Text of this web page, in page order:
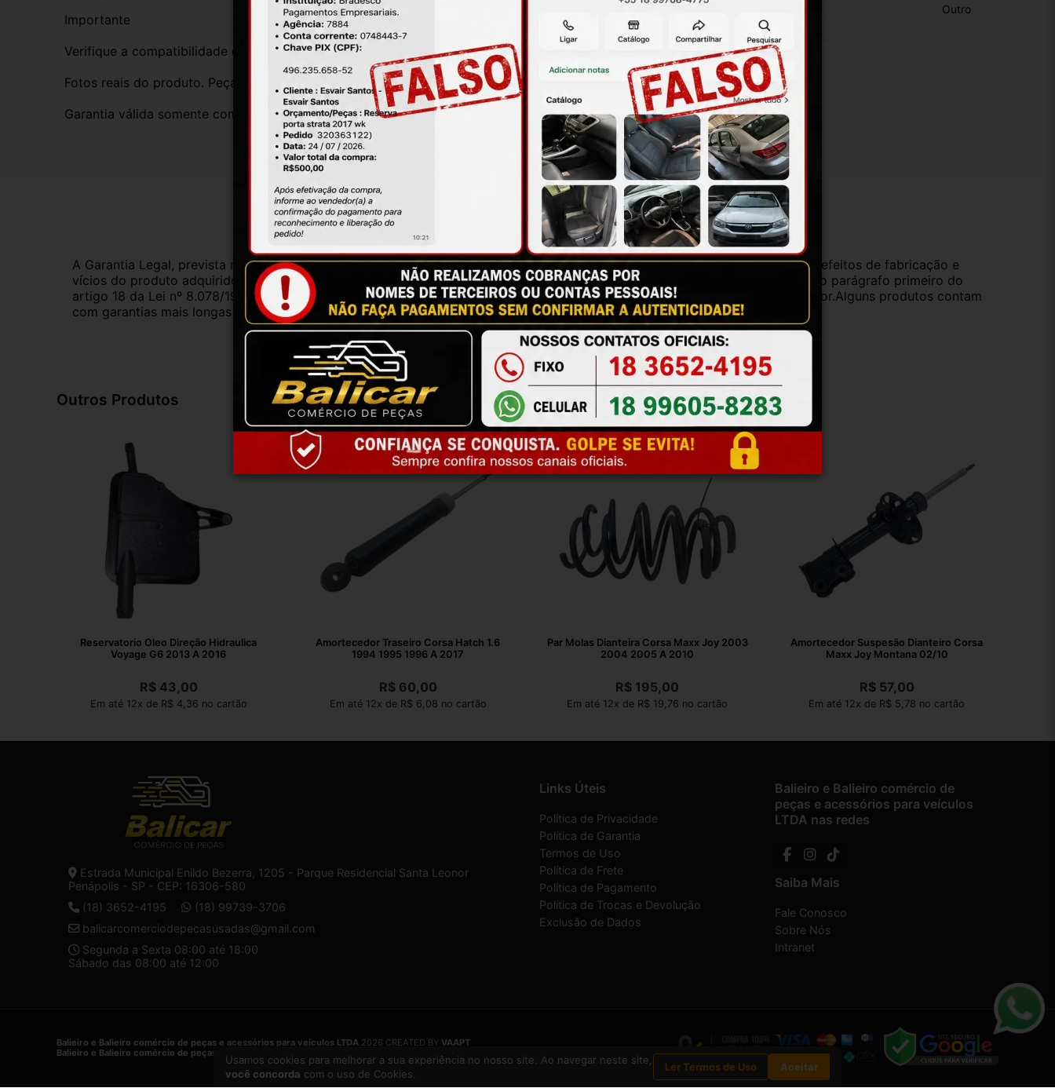
Importante
Verifique a compatibilidade com seu veículo. Tire suas dúvidas no campo de perguntas!
Fotos reais do produto. Peça exatamente igual à das imagens.
Garantia válida somente com instalação por profissional qualificado.
Outro
Garantia Certificado de Procedência Troca e Devolução
A Garantia Legal, prevista no Código de Defesa do Consumidor, é de 90 (noventa) dias a partir da data da compra e cobre defeitos de fabricação e
vícios do produto adquirido.Na impossibilidade de reparar o produto, o cliente poderá escolher dentre as opções previstas no parágrafo primeiro do
artigo 18 da Lei nº 8.078/1990, ou, ainda, a utilização do crédito como parte do pagamento de outro produto de valor superior.Alguns produtos contam
com garantias mais longas. Consulte nossos vendedores. A ga...
Ler mais
Outros Produtos
Reservatorio Oleo Direção Hidraulica
Voyage G6 2013 A 2016
R$43,00
Em até 12x de R$ 4,36 no cartão
Amortecedor Traseiro Corsa Hatch 1.6
1994 1995 1996 A 2017
R$60,00
Em até 12x de R$ 6,08 no cartão
Par Molas Dianteira Corsa Maxx Joy 2003
2004 2005 A 2010
R$ 195,00
Em até 12x de R$ 19,76 no cartão
Amortecedor Suspesão Dianteiro Corsa
Maxx Joy Montana 02/10
R$57,00
Em até 12x de R$ 5,78 no cartão
Estrada Municipal Enildo Bezerra, 1205 - Parque Residencial Santa Leonor
Penápolis - SP - CEP: 16306-580
(18) 3652-4195
(18) 99739-3706
balicarcomerciodepecasusadas@gmail.com
Segunda a Sexta 08:00 até 18:00
Sábado das 08:00 até 12:00
Links Úteis
Política de Privacidade
Política de Garantia
Termos de Uso
Política de Frete
Política de Pagamento
Política de Trocas e Devolução
Exclusão de Dados
Balieiro e Balieiro comércio de
peças e acessórios para veículos
LTDA nas redes
Saiba Mais
Fale Conosco
Sobre Nós
Intranet
Balieiro e Balieiro comércio de peças e acessórios para veículos LTDA 2026 CREATED BY VAAPT
Balieiro e Balieiro comércio de peças e acessórios para veículos LTDA
Usamos cookies para melhorar a sua experiência no nosso site. Ao navegar neste site,
você concorda com o uso de Cookies.
Ler Termos de Uso Aceitar